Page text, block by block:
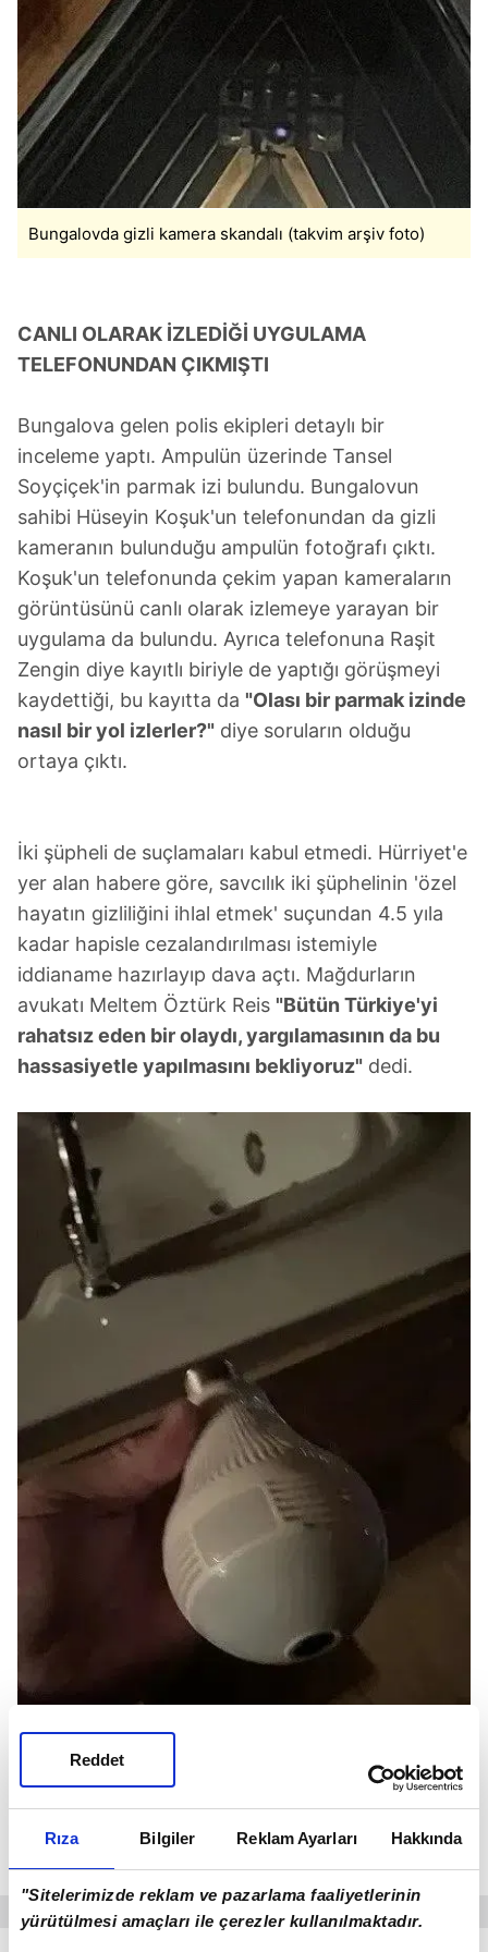
Rıza Bilgiler Reklam Ayarları Hakkında
"Sitelerimizde reklam ve pazarlama faaliyetlerinin
yürütülmesi amaçları ile çerezler kullanılmaktadır.
Reddet
Bungalovda gizli kamera skandalı (takvim arşiv foto)
CANLI OLARAK İZLEDİĞİ UYGULAMA
TELEFONUNDAN ÇIKMIŞTI
Bungalova gelen polis ekipleri detaylı bir
inceleme yaptı. Ampulün üzerinde Tansel
Soyçiçek'in parmak izi bulundu. Bungalovun
sahibi Hüseyin Koşuk'un telefonundan da gizli
kameranın bulunduğu ampulün fotoğrafı çıktı.
Koşuk'un telefonunda çekim yapan kameraların
görüntüsünü canlı olarak izlemeye yarayan bir
uygulama da bulundu. Ayrıca telefonuna Raşit
Zengin diye kayıtlı biriyle de yaptığı görüşmeyi
kaydettiği, bu kayıtta da "Olası bir parmak izinde
nasıl bir yol izlerler?" diye soruların olduğu
ortaya çıktı.
İki şüpheli de suçlamaları kabul etmedi. Hürriyet'e
yer alan habere göre, savcılık iki şüphelinin 'özel
hayatın gizliliğini ihlal etmek' suçundan 4.5 yıla
kadar hapisle cezalandırılması istemiyle
iddianame hazırlayıp dava açtı. Mağdurların
avukatı Meltem Öztürk Reis "Bütün Türkiye'yi
rahatsız eden bir olaydı, yargılamasının da bu
hassasiyetle yapılmasını bekliyoruz" dedi.